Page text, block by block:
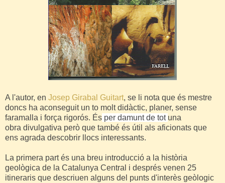
A l'autor, en Josep Girabal Guitart, se li nota que és mestre
doncs ha aconseguit un to molt didàctic, planer, sense
faramalla i força rigorós. És per damunt de tot una
obra divulgativa però que també és útil als aficionats que
ens agrada descobrir llocs interessants.
La primera part és una breu introducció a la història
geològica de la Catalunya Central i després venen 25
itineraris que descriuen alguns del punts d'interès geòlogic